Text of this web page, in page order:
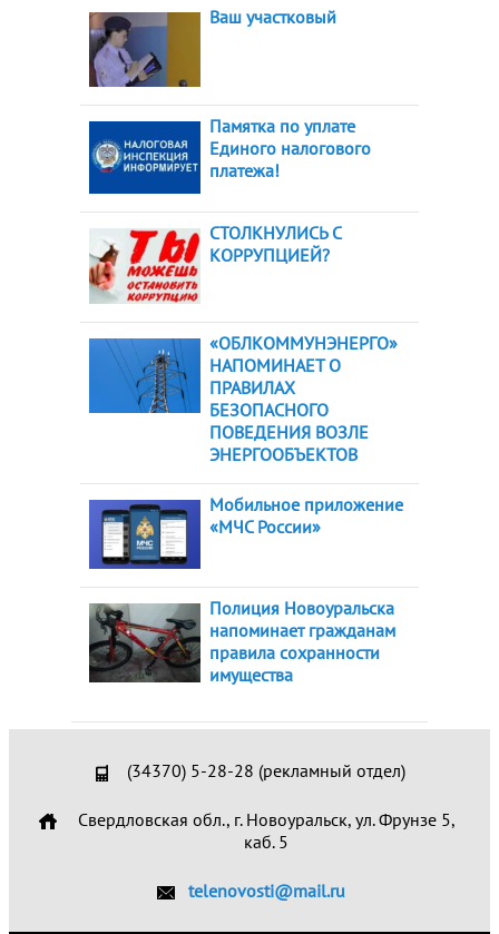
Ваш участковый
Памятка по уплате
Единого налогового
платежа!
СТОЛКНУЛИСЬ С
КОРРУПЦИЕЙ?
«ОБЛКОММУНЭНЕРГО»
НАПОМИНАЕТ О
ПРАВИЛАХ
БЕЗОПАСНОГО
ПОВЕДЕНИЯ ВОЗЛЕ
ЭНЕРГООБЪЕКТОВ
Мобильное приложение
«МЧС России»
Полиция Новоуральска
напоминает гражданам
правила сохранности
имущества
(34370) 5-28-28 (рекламный отдел)
Свердловская обл., г. Новоуральск, ул. Фрунзе 5,
каб. 5
telenovosti@mail.ru